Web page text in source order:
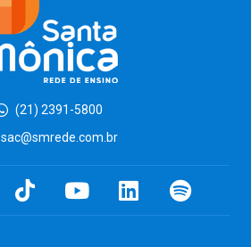
(21) 2391-5800
sac@smrede.com.br